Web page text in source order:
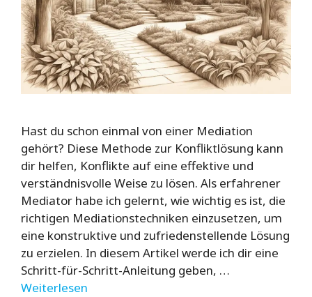
Hast du schon einmal von einer Mediation
gehört? Diese Methode zur Konfliktlösung kann
dir helfen, Konflikte auf eine effektive und
verständnisvolle Weise zu lösen. Als erfahrener
Mediator habe ich gelernt, wie wichtig es ist, die
richtigen Mediationstechniken einzusetzen, um
eine konstruktive und zufriedenstellende Lösung
zu erzielen. In diesem Artikel werde ich dir eine
Schritt-für-Schritt-Anleitung geben, …
Weiterlesen